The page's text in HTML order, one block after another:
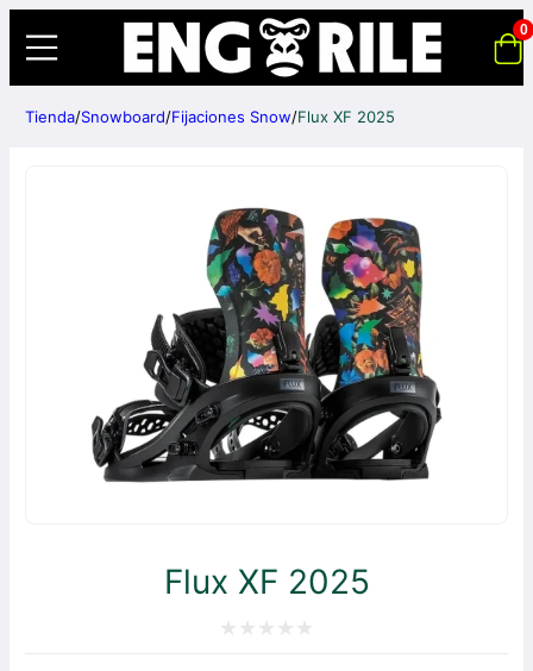
0
Tienda/Snowboard/Fijaciones Snow/Flux XF 2025
Flux XF 2025